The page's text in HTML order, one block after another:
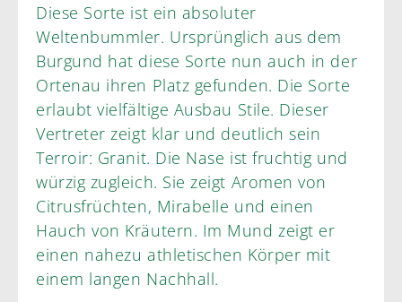
Diese Sorte ist ein absoluter
Weltenbummler. Ursprünglich aus dem
Burgund hat diese Sorte nun auch in der
Ortenau ihren Platz gefunden. Die Sorte
erlaubt vielfältige Ausbau Stile. Dieser
Vertreter zeigt klar und deutlich sein
Terroir: Granit. Die Nase ist fruchtig und
würzig zugleich. Sie zeigt Aromen von
Citrusfrüchten, Mirabelle und einen
Hauch von Kräutern. Im Mund zeigt er
einen nahezu athletischen Körper mit
einem langen Nachhall.